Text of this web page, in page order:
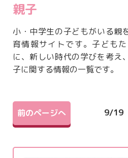
親子
小・中学生の子どもがいる親
育情報サイトです。子ども
に、新しい時代の学びを考え
子に関する情報の一覧です。
前のページへ 9/19